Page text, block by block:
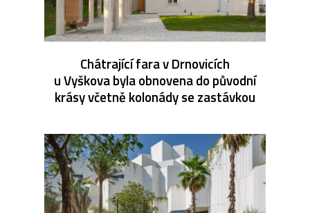
Chátrající fara v Drnovicích
u Vyškova byla obnovena do původní
krásy včetně kolonády se zastávkou